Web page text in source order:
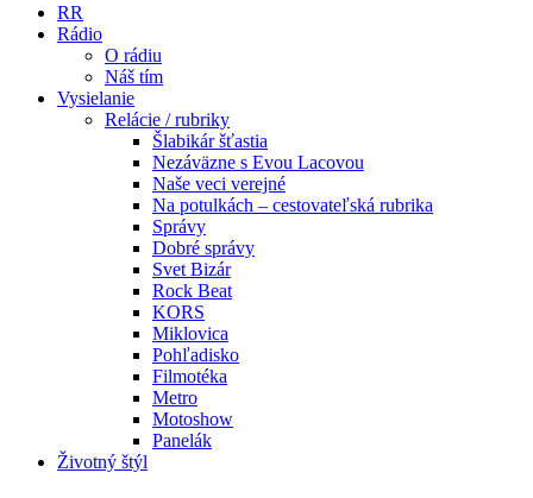
RR
Rádio
O rádiu
Náš tím
Vysielanie
Relácie / rubriky
Šlabikár šťastia
Nezáväzne s Evou Lacovou
Naše veci verejné
Na potulkách – cestovateľská rubrika
Správy
Dobré správy
Svet Bizár
Rock Beat
KORS
Miklovica
Pohľadisko
Filmotéka
Metro
Motoshow
Panelák
Životný štýl